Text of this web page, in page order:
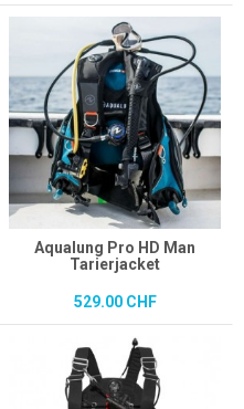
Aqualung Pro HD Man
Tarierjacket
529.00 CHF